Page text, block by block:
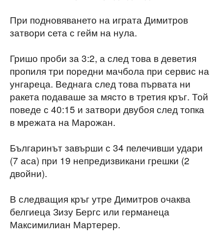
При подновяването на играта Димитров
затвори сета с гейм на нула.
Гришо проби за 3:2, а след това в деветия
пропиля три поредни мачбола при сервис на
унгареца. Веднага след това първата ни
ракета подаваше за място в третия кръг. Той
поведе с 40:15 и затвори двубоя след топка
в мрежата на Марожан.
Българинът завърши с 34 пелечивши удари
(7 аса) при 19 непредизвикани грешки (2
двойни).
В следващия кръг утре Димитров очаква
белгиеца Зизу Бергс или германеца
Максимилиан Мартерер.